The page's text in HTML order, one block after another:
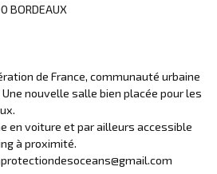
BORDEAUX
de France, communauté urbaine
nouvelle salle bien placée pour les
en voiture et par ailleurs accessible
à proximité.